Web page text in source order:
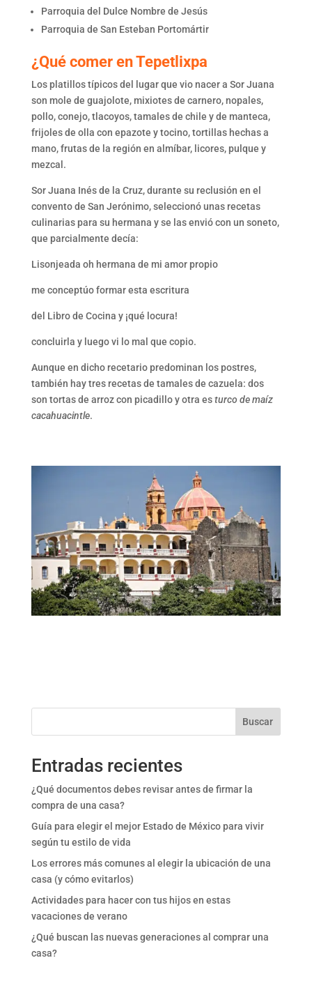
Parroquia del Dulce Nombre de Jesús
Parroquia de San Esteban Portomártir
¿Qué comer en Tepetlixpa
Los platillos típicos del lugar que vio nacer a Sor Juana
son mole de guajolote, mixiotes de carnero, nopales,
pollo, conejo, tlacoyos, tamales de chile y de manteca,
frijoles de olla con epazote y tocino, tortillas hechas a
mano, frutas de la región en almíbar, licores, pulque y
mezcal.
Sor Juana Inés de la Cruz, durante su reclusión en el
convento de San Jerónimo, seleccionó unas recetas
culinarias para su hermana y se las envió con un soneto,
que parcialmente decía:
Lisonjeada oh hermana de mi amor propio
me conceptúo formar esta escritura
del Libro de Cocina y ¡qué locura!
concluirla y luego vi lo mal que copio.
Aunque en dicho recetario predominan los postres,
también hay tres recetas de tamales de cazuela: dos
son tortas de arroz con picadillo y otra esturco de maíz
cacahuacintle.
Buscar
Entradas recientes
¿Qué documentos debes revisar antes de firmar la
compra de una casa?
Guía para elegir el mejor Estado de México para vivir
según tu estilo de vida
Los errores más comunes al elegir la ubicación de una
casa (y cómo evitarlos)
Actividades para hacer con tus hijos en estas
vacaciones de verano
¿Qué buscan las nuevas generaciones al comprar una
casa?